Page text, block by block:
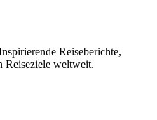
Reiseberichte,
Reiseziele weltweit.